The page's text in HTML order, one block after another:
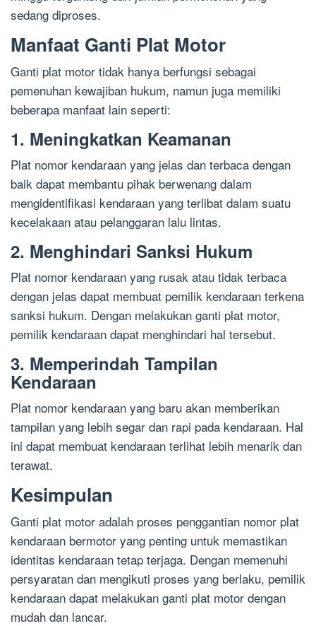
sedang diproses.
Manfaat Ganti Plat Motor
Ganti plat motor tidak hanya berfungsi sebagai
pemenuhan kewajiban hukum, namun juga memiliki
beberapa manfaat lain seperti:
1. Meningkatkan Keamanan
Plat nomor kendaraan yang jelas dan terbaca dengan
baik dapat membantu pihak berwenang dalam
mengidentifikasi kendaraan yang terlibat dalam suatu
kecelakaan atau pelanggaran lalu lintas.
2. Menghindari Sanksi Hukum
Plat nomor kendaraan yang rusak atau tidak terbaca
dengan jelas dapat membuat pemilik kendaraan terkena
sanksi hukum. Dengan melakukan ganti plat motor,
pemilik kendaraan dapat menghindari hal tersebut.
3. Memperindah Tampilan
Kendaraan
Plat nomor kendaraan yang baru akan memberikan
tampilan yang lebih segar dan rapi pada kendaraan. Hal
ini dapat membuat kendaraan terlihat lebih menarik dan
terawat.
Kesimpulan
Ganti plat motor adalah proses penggantian nomor plat
kendaraan bermotor yang penting untuk memastikan
identitas kendaraan tetap terjaga. Dengan memenuhi
persyaratan dan mengikuti proses yang berlaku, pemilik
kendaraan dapat melakukan ganti plat motor dengan
mudah dan lancar.